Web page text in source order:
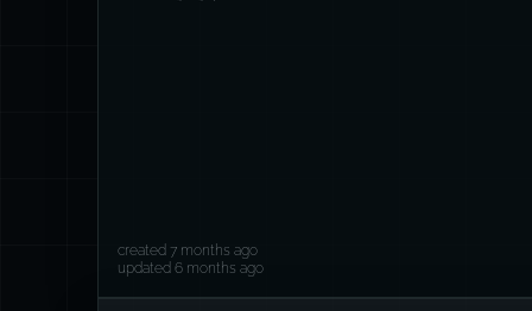
created 7 months ago
updated 6 months ago